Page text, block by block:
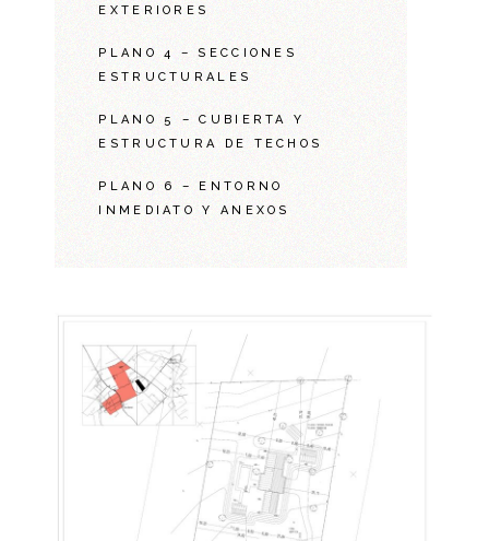
EXTERIORES
PLANO 4 – SECCIONES
ESTRUCTURALES
PLANO 5 – CUBIERTA Y
ESTRUCTURA DE TECHOS
PLANO 6 – ENTORNO
INMEDIATO Y ANEXOS